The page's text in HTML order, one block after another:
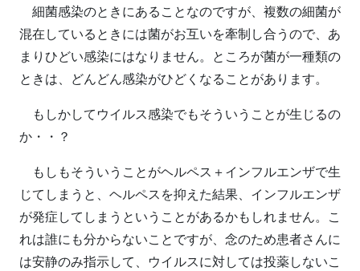
細菌感染のときにあることなのですが、複数の細菌が
混在しているときには菌がお互いを牽制し合うので、あ
まりひどい感染にはなりません。ところが菌が一種類の
ときは、どんどん感染がひどくなることがあります。
もしかしてウイルス感染でもそういうことが生じるの
か・・？
もしもそういうことがヘルペス＋インフルエンザで生
じてしまうと、ヘルペスを抑えた結果、インフルエンザ
が発症してしまうということがあるかもしれません。こ
れは誰にも分からないことですが、念のため患者さんに
は安静のみ指示して、ウイルスに対しては投薬しないこ